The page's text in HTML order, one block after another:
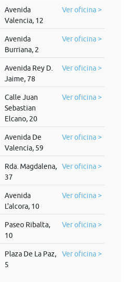
Avenida
Valencia, 12
Ver oficina >
Avenida
Burriana, 2
Ver oficina >
Avenida Rey D.
Jaime, 78
Ver oficina >
Calle Juan
Sebastian
Elcano, 20
Ver oficina >
Avenida De
Valencia, 59
Ver oficina >
Rda. Magdalena,
37
Ver oficina >
Avenida
L'alcora, 10
Ver oficina >
Paseo Ribalta,
10
Ver oficina >
Plaza De La Paz,
5
Ver oficina >